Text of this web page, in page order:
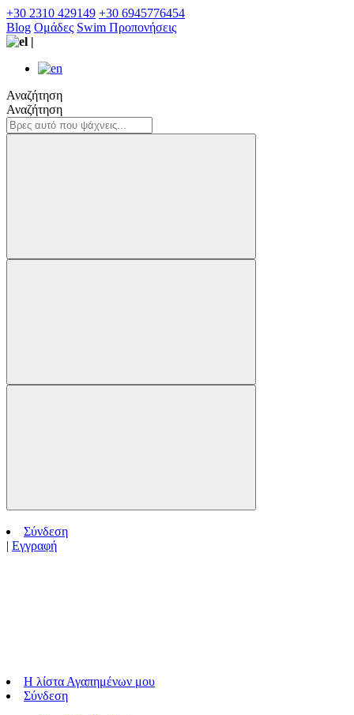
+30 2310 429149 +30 6945776454
Blog Ομάδες Swim Προπονήσεις
|
Αναζήτηση
Αναζήτηση
Σύνδεση
| Εγγραφή
Η λίστα Αγαπημένων μου
Σύνδεση